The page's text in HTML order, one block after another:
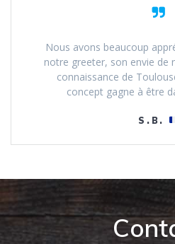
Nous avons beaucoup
notre greeter, son envie de
connaissance de
concept gagne à être
S.B.